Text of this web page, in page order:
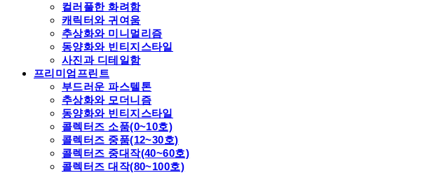
컬러풀한 화려함
캐릭터와 귀여움
추상화와 미니멀리즘
동양화와 빈티지스타일
사진과 디테일함
프리미엄프린트
부드러운 파스텔톤
추상화와 모더니즘
동양화와 빈티지스타일
콜렉터즈 소품(0~10호)
콜렉터즈 중품(12~30호)
콜렉터즈 중대작(40~60호)
콜렉터즈 대작(80~100호)